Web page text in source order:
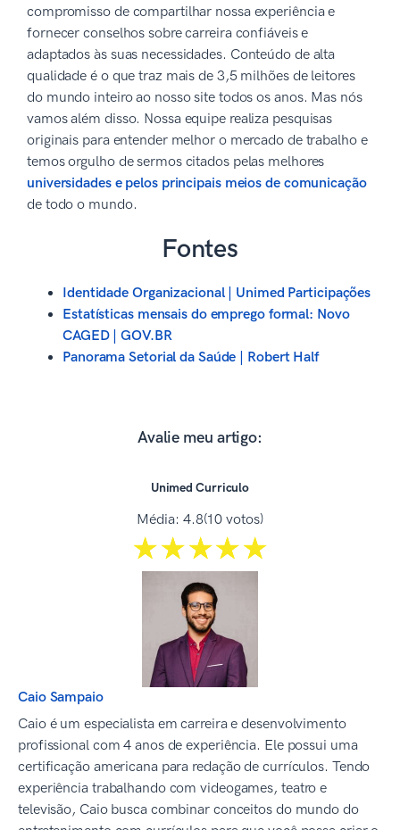
compromisso de compartilhar nossa experiência e
fornecer conselhos sobre carreira confiáveis e
adaptados às suas necessidades. Conteúdo de alta
qualidade é o que traz mais de 3,5 milhões de leitores
do mundo inteiro ao nosso site todos os anos. Mas nós
vamos além disso. Nossa equipe realiza pesquisas
originais para entender melhor o mercado de trabalho e
temos orgulho de sermos citados pelas melhores
universidades e pelos principais meios de comunicação
de todo o mundo.
Fontes
Identidade Organizacional | Unimed Participações
Estatísticas mensais do emprego formal: Novo
CAGED | GOV.BR
Panorama Setorial da Saúde | Robert Half
Avalie meu artigo:
Unimed Curriculo
Média: 4.8(10 votos)
☆☆☆☆☆
★★★★★
Caio Sampaio
Caio é um especialista em carreira e desenvolvimento
profissional com 4 anos de experiência. Ele possui uma
certificação americana para redação de currículos. Tendo
experiência trabalhando com videogames, teatro e
televisão, Caio busca combinar conceitos do mundo do